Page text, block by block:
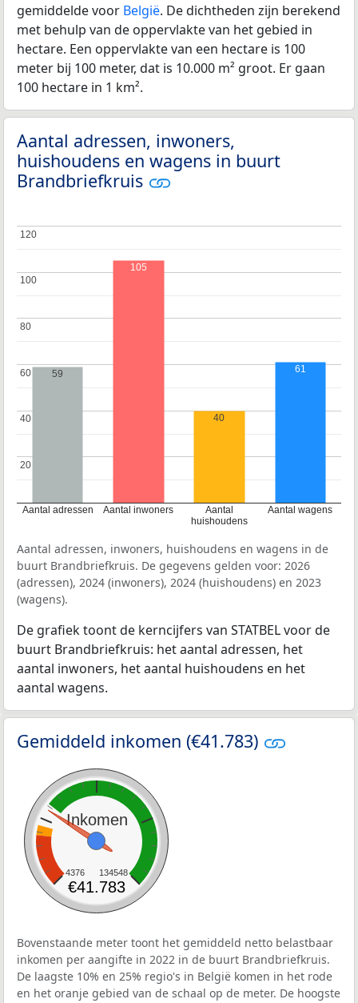
gemiddelde voor België. De dichtheden zijn berekend
met behulp van de oppervlakte van het gebied in
hectare. Een oppervlakte van een hectare is 100
meter bij 100 meter, dat is 10.000 m² groot. Er gaan
100 hectare in 1 km².
Aantal adressen, inwoners,
huishoudens en wagens in buurt
Brandbriefkruis
Aantal adressen Aantal inwoners
Aantal
huishoudens
Aantal wagens
20
20
40
40
60
60
80
80
100
100
120
120
59
105
40
61
Aantal adressen, inwoners, huishoudens en wagens in de
buurt Brandbriefkruis. De gegevens gelden voor: 2026
(adressen), 2024 (inwoners), 2024 (huishoudens) en 2023
(wagens).
De grafiek toont de kerncijfers van STATBEL voor de
buurt Brandbriefkruis: het aantal adressen, het
aantal inwoners, het aantal huishoudens en het
aantal wagens.
Gemiddeld inkomen (€41.783)
Inkomen
4376 134548
€41.783
Bovenstaande meter toont het gemiddeld netto belastbaar
inkomen per aangifte in 2022 in de buurt Brandbriefkruis.
De laagste 10% en 25% regio's in België komen in het rode
en het oranje gebied van de schaal op de meter. De hoogste